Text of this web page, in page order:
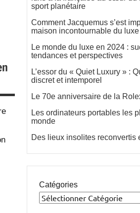
sport planétaire
Comment Jacquemus s’est
maison incontournable du luxe
Le monde du luxe en 2024 :
tendances et perspectives
L’essor du « Quiet Luxury » :
discret et intemporel
Le 70e anniversaire de la
Les ordinateurs portables les
monde
Des lieux insolites reconvertis
Catégories